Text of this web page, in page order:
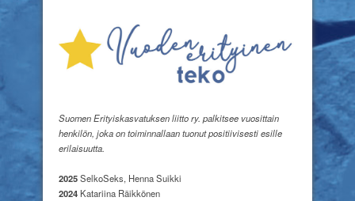
Suomen Erityiskasvatuksen liitto ry. palkitsee vuosittain
henkilön, joka on toiminnallaan tuonut positiivisesti esille
erilaisuutta.
2025SelkoSeks, Henna Suikki
2024 Katariina Räikkönen